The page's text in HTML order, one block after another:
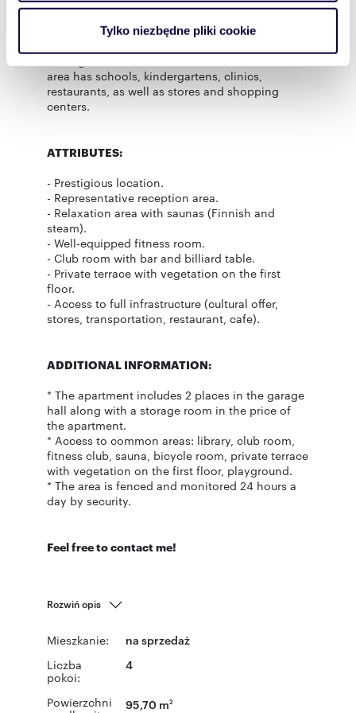
korzystasz z naszej witryny, udostępniamy partnerom
Partnerzy mogą połączyć te informacje z innymi danymi
otrzymanymi od Ciebie lub uzyskanymi podczas
Tylko niezbędne pliki cookie
Academy of Fine Arts, and numerous art
area has schools, kindergartens, clinics,
restaurants, as well as stores and shopping
centers.
ATTRIBUTES:
- Prestigious location.
- Representative reception area.
- Relaxation area with saunas (Finnish and
steam).
- Well-equipped fitness room.
- Club room with bar and billiard table.
- Private terrace with vegetation on the first
floor.
- Access to full infrastructure (cultural offer,
stores, transportation, restaurant, cafe).
ADDITIONAL INFORMATION:
* The apartment includes 2 places in the garage
hall along with a storage room in the price of
the apartment.
* Access to common areas: library, club room,
fitness club, sauna, bicycle room, private terrace
with vegetation on the first floor, playground.
* The area is fenced and monitored 24 hours a
day by security.
Feel free to contact me!
Rozwiń opis
Mieszkanie: na sprzedaż
Liczba
pokoi:
4
Powierzchni
95,70 m2